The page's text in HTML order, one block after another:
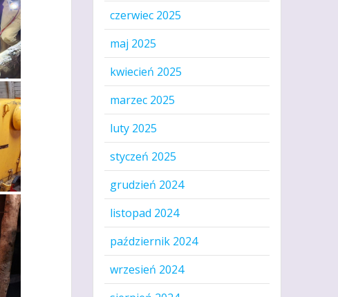
czerwiec 2025
maj 2025
kwiecień 2025
marzec 2025
luty 2025
styczeń 2025
grudzień 2024
listopad 2024
październik 2024
wrzesień 2024